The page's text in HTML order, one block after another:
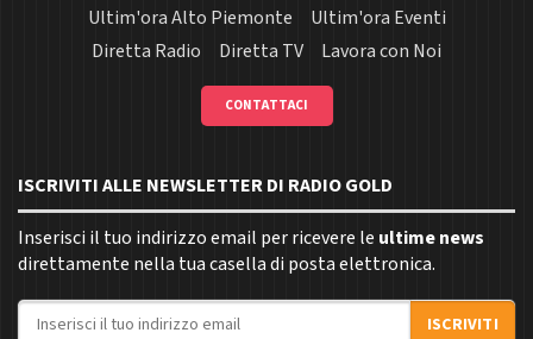
Ultim'ora Alto Piemonte
Ultim'ora Eventi
Diretta Radio
Diretta TV Lavora con Noi
CONTATTACI
ISCRIVITI ALLE NEWSLETTER DI RADIO GOLD
Inserisci il tuo indirizzo email per ricevere le ultime news
direttamente nella tua casella di posta elettronica.
Indirizzo email
ISCRIVITI